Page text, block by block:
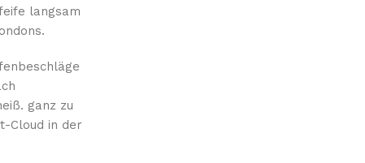
langsam
ganz zu
Cloud in der